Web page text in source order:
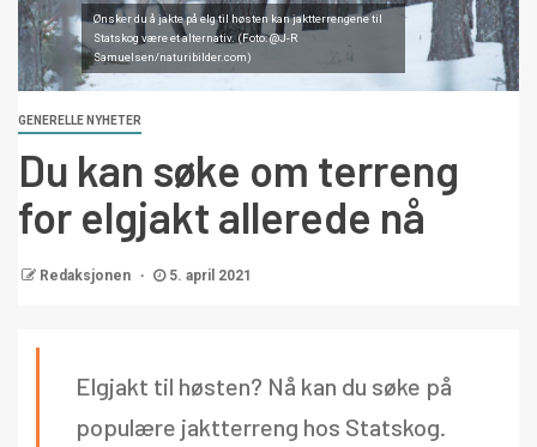
Ønsker du å jakte på elg til høsten kan jaktterrengene til
Statskog være et alternativ. (Foto: @J-R
Samuelsen/naturibilder.com)
GENERELLE NYHETER
Du kan søke om terreng
for elgjakt allerede nå
Redaksjonen 5. april 2021
Elgjakt til høsten? Nå kan du søke på
populære jaktterreng hos Statskog.